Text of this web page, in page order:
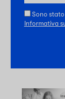
Sono stato
Informativa